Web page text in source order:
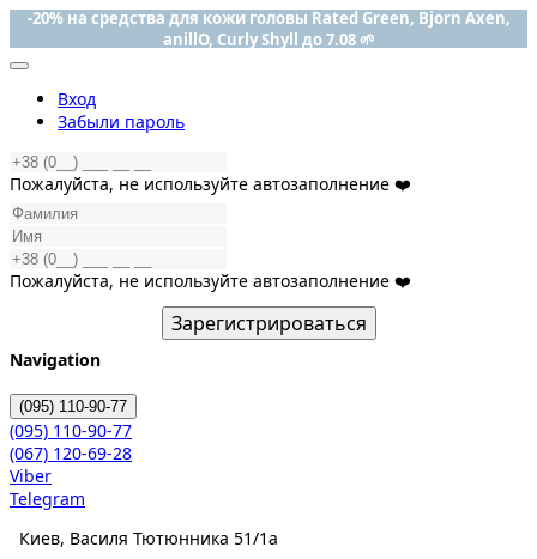
-20% на средства для кожи головы Rated Green, Bjorn Axen,
anillO, Curly Shyll до 7.08 🌱
Вход
Забыли пароль
Пожалуйста, не используйте автозаполнение ❤️
Пожалуйста, не используйте автозаполнение ❤️
Зарегистрироваться
Navigation
(095) 110-90-77
(095) 110-90-77
(067) 120-69-28
Viber
Telegram
Киев, Василя Тютюнника 51/1а